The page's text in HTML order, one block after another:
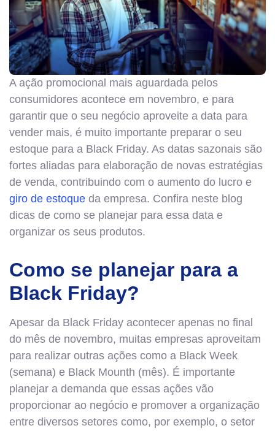
A ação promocional mais aguardada pelos
consumidores acontece em novembro, e para
garantir que o seu negócio aproveite a data para
vender mais, é muito importante preparar o seu
estoque para a Black Friday. As datas sazonais são
fortes aliadas para elaboração de novas estratégias
de venda, contribuindo com o aumento do lucro e
giro de estoque da empresa. Confira neste blog
dicas de como se planejar para essa data e
organizar os seus produtos.
Como se planejar para a
Black Friday?
Apesar da Black Friday acontecer apenas no final
do mês de novembro, muitas empresas aproveitam
para realizar outras ações como a Black Week
(semana) e Black Mounth (mês). É importante
planejar a demanda que essas ações vão
proporcionar ao negócio e promover a organização
entre diversos setores como, por exemplo, o setor